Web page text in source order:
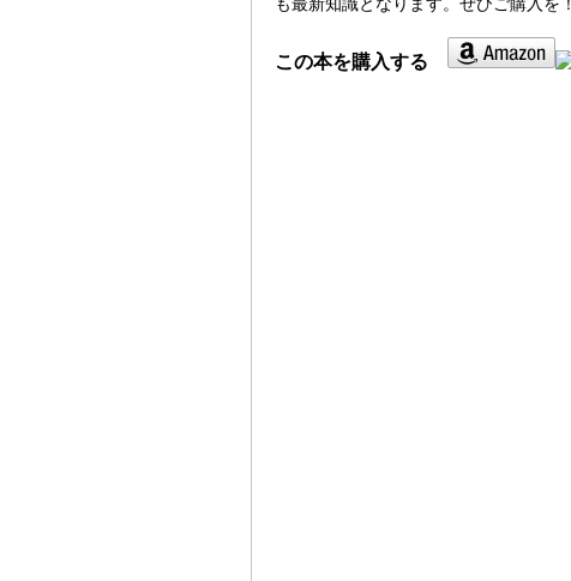
も最新知識となります。ぜひご購入を！
この本を購入する